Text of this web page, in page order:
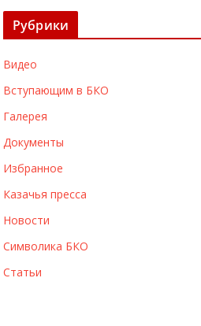
х
ы
Рубрики
Видео
Вступающим в БКО
Галерея
Документы
Избранное
Казачья пресса
Новости
Символика БКО
Статьи